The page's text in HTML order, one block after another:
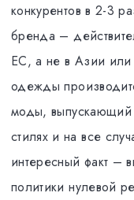
конкурентов в 2-3
бренда –
ЕС, а не в Азии или
одежды
моды,
стилях и на все
интересный факт –
политики нулевой